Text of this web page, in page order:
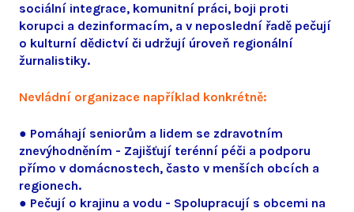
sociální integrace, komunitní práci, boji proti
korupci a dezinformacím, a v neposlední řadě pečují
o kulturní dědictví či udržují úroveň regionální
žurnalistiky.
Nevládní organizace například konkrétně:
● Pomáhají seniorům a lidem se zdravotním
znevýhodněním - Zajišťují terénní péči a podporu
přímo v domácnostech, často v menších obcích a
regionech.
● Pečují o krajinu a vodu - Spolupracují s obcemi na